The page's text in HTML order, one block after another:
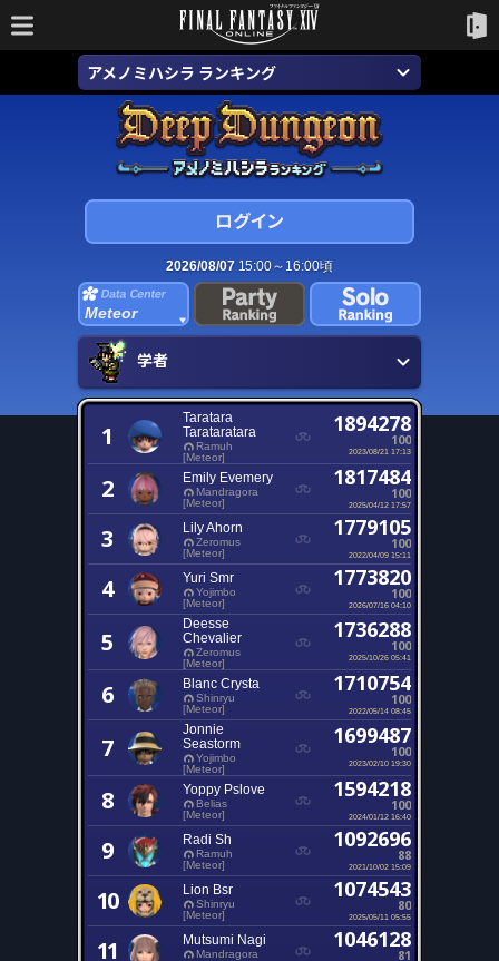
アメノミハシラ ランキング
2026/08/0715:00～16:00頃
Meteor
学者
1
Taratara
Tarataratara
Ramuh
[Meteor]
1894278
100
2023/08/21 17:13
2 Emily Evemery
Mandragora
[Meteor]
1817484
100
2025/04/12 17:57
3 Lily Ahorn
Zeromus
[Meteor]
1779105
100
2022/04/09 15:11
4 Yuri Smr
Yojimbo
[Meteor]
1773820
100
2026/07/16 04:10
5
Deesse
Chevalier
Zeromus
[Meteor]
1736288
100
2025/10/26 05:41
6 Blanc Crysta
Shinryu
[Meteor]
1710754
100
2022/05/14 08:45
7
Jonnie
Seastorm
Yojimbo
[Meteor]
1699487
100
2023/02/10 19:30
8 Yoppy Pslove
Belias
[Meteor]
1594218
100
2024/01/12 16:40
9 Radi Sh
Ramuh
[Meteor]
1092696
88
2021/10/02 15:09
10 Lion Bsr
Shinryu
[Meteor]
1074543
80
2025/05/11 05:55
11 Mutsumi Nagi
Mandragora
1046128
81